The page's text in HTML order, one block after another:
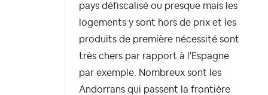
pays défiscalisé ou presque mais les
logements y sont hors de prix et les
produits de première nécessité sont
très chers par rapport à l'Espagne
par exemple. Nombreux sont les
Andorrans qui passent la frontière